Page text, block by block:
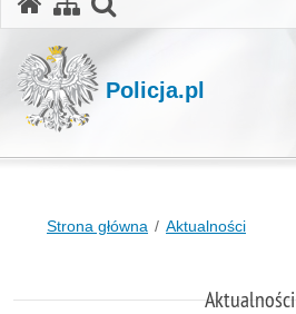
Policja.pl
Strona główna Aktualności
Aktualności